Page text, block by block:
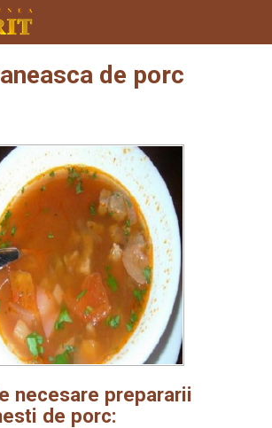
de porc
necesare prepararii
de porc: